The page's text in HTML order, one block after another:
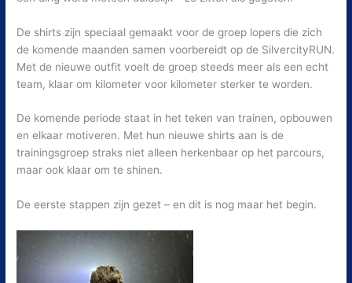
De shirts zijn speciaal gemaakt voor de groep lopers die zich
de komende maanden samen voorbereidt op de SilvercityRUN.
Met de nieuwe outfit voelt de groep steeds meer als een echt
team, klaar om kilometer voor kilometer sterker te worden.
De komende periode staat in het teken van trainen, opbouwen
en elkaar motiveren. Met hun nieuwe shirts aan is de
trainingsgroep straks niet alleen herkenbaar op het parcours,
maar ook klaar om te shinen.
De eerste stappen zijn gezet – en dit is nog maar het begin.